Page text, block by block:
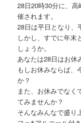
28日20時30分に、
催されます。
28日は平日となり、
しかし、すでに年末
しょうか。
あなたは28日はお休
もしお休みならば、
か？
また、お休みでなく
てみませんか？
そんなみんなで盛り